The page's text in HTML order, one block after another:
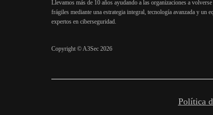
Llevamos más de 10 años ayudando a las organizaciones a
frágiles mediante una estrategia integral, tecnología avanzada y un
expertos en ciberseguridad.
Copyright © A3Sec 2026
Política